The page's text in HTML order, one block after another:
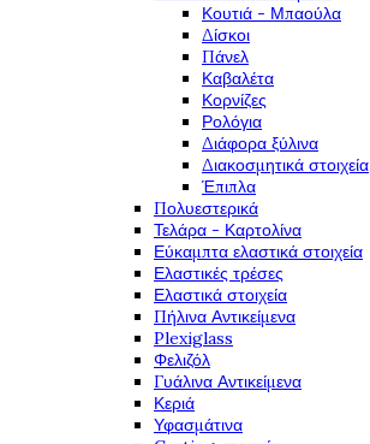
Κουτιά - Μπαούλα
Δίσκοι
Πάνελ
Καβαλέτα
Κορνίζες
Ρολόγια
Διάφορα ξύλινα
Διακοσμητικά στοιχεία
Έπιπλα
Πολυεστερικά
Τελάρα - Καρτολίνα
Εύκαμπτα ελαστικά στοιχεία
Ελαστικές τρέσες
Ελαστικά στοιχεία
Πήλινα Αντικείμενα
Plexiglass
Φελιζόλ
Γυάλινα Αντικείμενα
Κεριά
Υφασμάτινα